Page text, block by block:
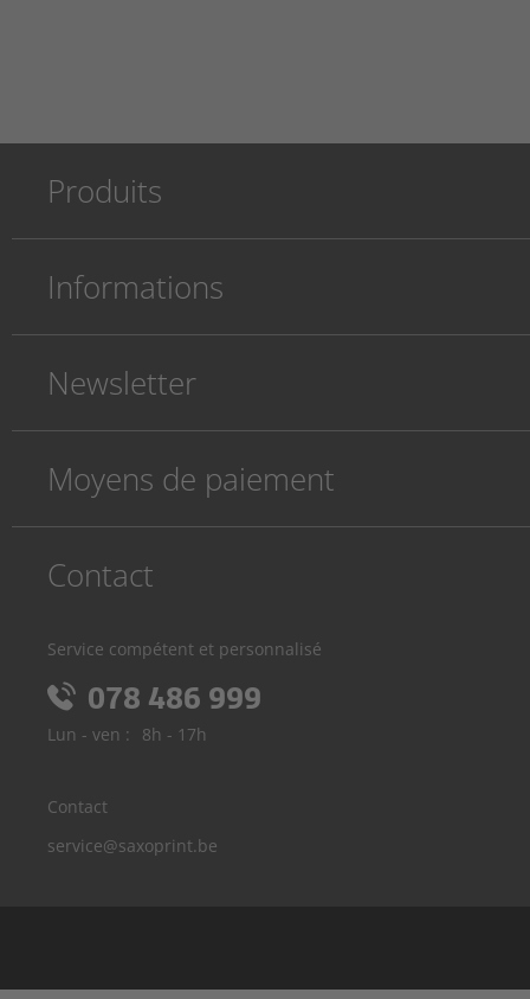
Produits
Informations
Newsletter
Moyens de paiement
Contact
Service compétent et personnalisé
078 486 999
Lun - ven : 8h - 17h
Contact
service@saxoprint.be